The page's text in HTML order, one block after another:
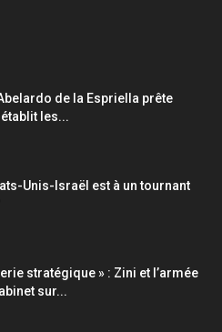
de la Espriella prête
les...
Unis-Israël est à un tournant
stratégique » : Zini et l’armée
sur...